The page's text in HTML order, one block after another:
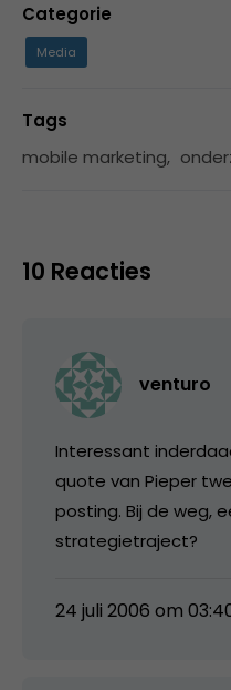
Categorie
Media
Tags
mobile marketing,
10 Reacties
venturo
Interessant
quote van Pieper
posting. Bij de weg,
strategietraject?
24 juli 2006 om